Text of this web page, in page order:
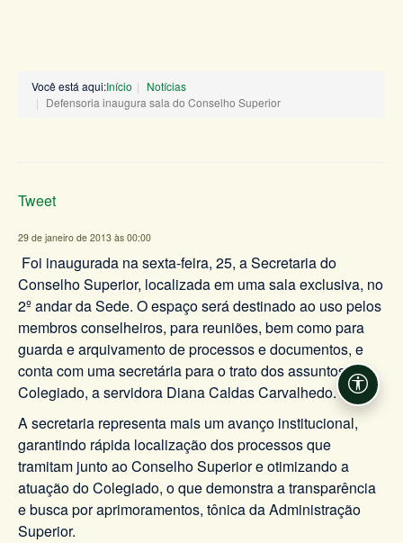
Você está aqui:Início
Notícias
Defensoria inaugura sala do Conselho Superior
Tweet
29 de janeiro de 2013 às 00:00
Foi inaugurada na sexta-feira, 25, a Secretaria do
Conselho Superior, localizada em uma sala exclusiva, no
2º andar da Sede. O espaço será destinado ao uso pelos
membros conselheiros, para reuniões, bem como para
guarda e arquivamento de processos e documentos, e
conta com uma secretária para o trato dos assuntos do
Colegiado, a servidora Diana Caldas Carvalhedo.
A secretaria representa mais um avanço institucional,
garantindo rápida localização dos processos que
tramitam junto ao Conselho Superior e otimizando a
atuação do Colegiado, o que demonstra a transparência
e busca por aprimoramentos, tônica da Administração
Superior.